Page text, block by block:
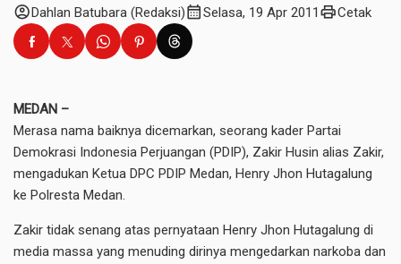
account_circleDahlan Batubara (Redaksi)calendar_monthSelasa, 19 Apr 2011 printCetak
MEDAN –
Merasa nama baiknya dicemarkan, seorang kader Partai
Demokrasi Indonesia Perjuangan (PDIP), Zakir Husin alias Zakir,
mengadukan Ketua DPC PDIP Medan, Henry Jhon Hutagalung
ke Polresta Medan.
Zakir tidak senang atas pernyataan Henry Jhon Hutagalung di
media massa yang menuding dirinya mengedarkan narkoba dan